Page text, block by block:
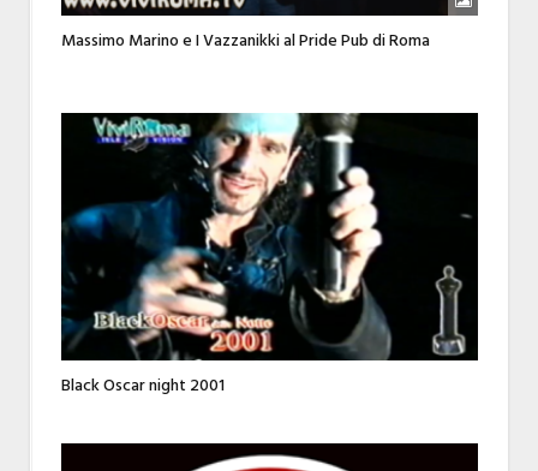
Massimo Marino e I Vazzanikki al Pride Pub di Roma
Black Oscar night 2001